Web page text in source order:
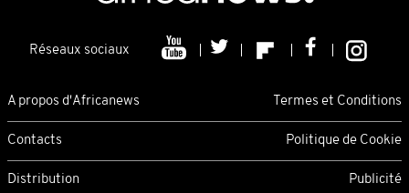
Réseaux sociaux
A propos d'Africanews Termes et Conditions
Contacts Politique de Cookie
Distribution Publicité